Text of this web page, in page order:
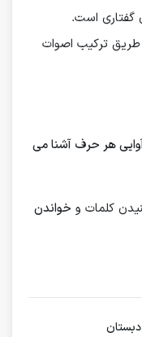
گفتاری است.
طریق ترکیب اصوات
هر حرف آشنا می
کلمات و خواندن